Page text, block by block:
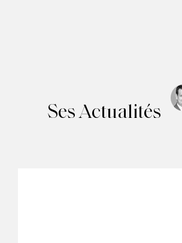
Ses Actualités